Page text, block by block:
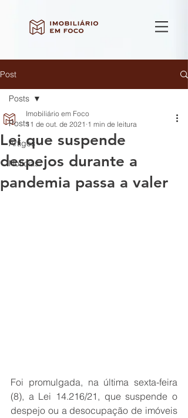
Post
Posts
Artigos
Notícias
Posts
Lei que suspende
despejos durante a
pandemia passa a valer
Imobiliário em Foco
11 de out. de 2021 1 min de leitura
Foi promulgada, na última sexta-feira
(8), a Lei 14.216/21, que suspende o
despejo ou a desocupação de imóveis